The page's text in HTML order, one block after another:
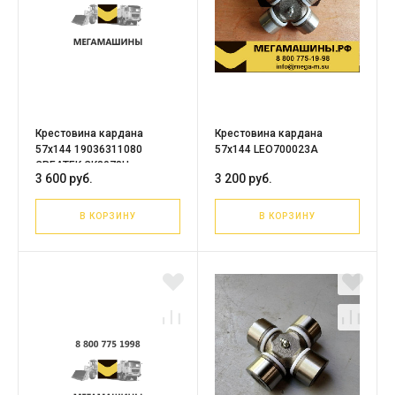
Крестовина кардана
57х144 19036311080
CREATEK CK8078H
(двухрядный подшипник)
3 600 руб.
В КОРЗИНУ
Крестовина кардана
57х144 LEO700023A
3 200 руб.
В КОРЗИНУ